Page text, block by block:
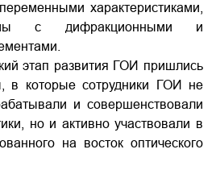
характеристиками,
с дифракционными и
этап развития ГОИ пришлись
в которые сотрудники ГОИ не
и совершенствовали
но и активно участвовали в
на восток оптического